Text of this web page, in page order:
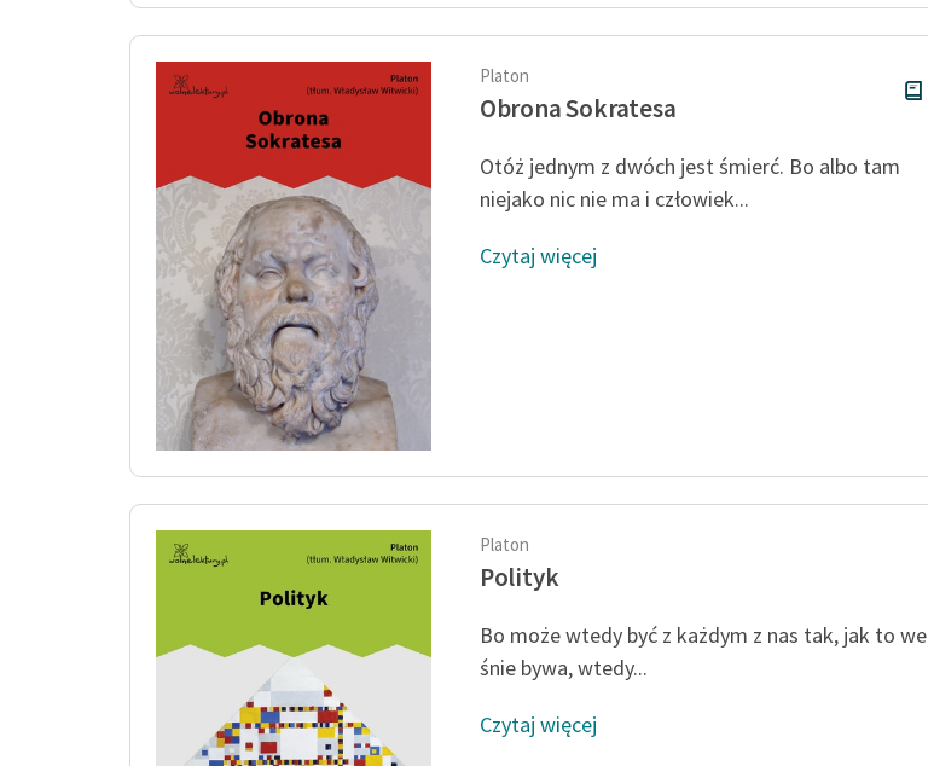
Platon
Obrona Sokratesa
Otóż jednym z dwóch jest śmierć. Bo albo tam
niejako nic nie ma i człowiek...
Czytaj więcej
Platon
Polityk
Bo może wtedy być z każdym z nas tak, jak to we
śnie bywa, wtedy...
Czytaj więcej